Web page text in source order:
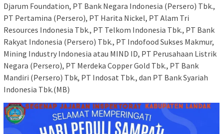
Djarum Foundation, PT Bank Negara Indonesia (Persero) Tbk.,
PT Pertamina (Persero), PT Harita Nickel, PT Alam Tri
Resources Indonesia Tbk., PT Telkom Indonesia Tbk., PT Bank
Rakyat Indonesia (Persero) Tbk., PT Indofood Sukses Makmur,
Mining Industry Indonesia atau MIND ID, PT Perusahaan Listrik
Negara (Persero), PT Merdeka Copper Gold Tbk., PT Bank
Mandiri (Persero) Tbk, PT Indosat Tbk., dan PT Bank Syariah
Indonesia Tbk.(MB)